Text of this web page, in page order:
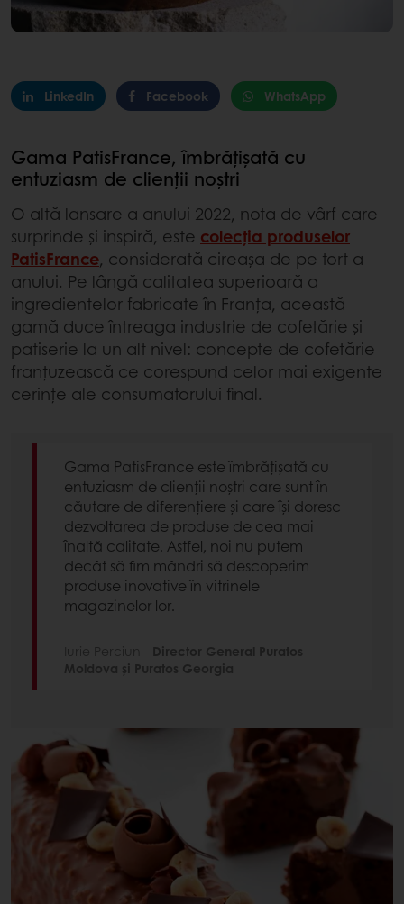
LinkedIn Facebook WhatsApp
Gama PatisFrance, îmbrățișată cu
entuziasm de clienții noștri
O altă lansare a anului 2022, nota de vârf care
surprinde și inspiră, este colecția produselor
PatisFrance, considerată cireașa de pe tort a
anului. Pe lângă calitatea superioară a
ingredientelor fabricate în Franța, această
gamă duce întreaga industrie de cofetărie și
patiserie la un alt nivel: concepte de cofetărie
franțuzească ce corespund celor mai exigente
cerințe ale consumatorului final.
Gama PatisFrance este îmbrățișată cu
entuziasm de clienții noștri care sunt în
căutare de diferențiere și care își doresc
dezvoltarea de produse de cea mai
înaltă calitate. Astfel, noi nu putem
decât să fim mândri să descoperim
produse inovative în vitrinele
magazinelor lor.
Iurie Perciun - Director General Puratos
Moldova și Puratos Georgia